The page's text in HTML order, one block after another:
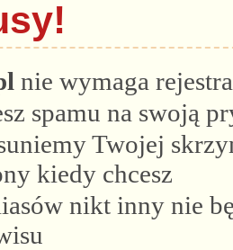
nie wymaga
spamu na swoją
Twojej
kiedy chcesz
nikt inny nie